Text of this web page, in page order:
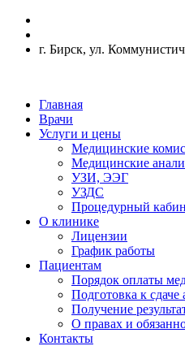
г. Бирск, ул.
Главная
Врачи
Услуги и цены
Медицинские
Медицинские
УЗИ, ЭЭГ
УЗДС
Процедурный
О клинике
Лицензии
График работы
Пациентам
Порядок оплаты
Подготовка к сдаче
Получение
О правах и
Контакты